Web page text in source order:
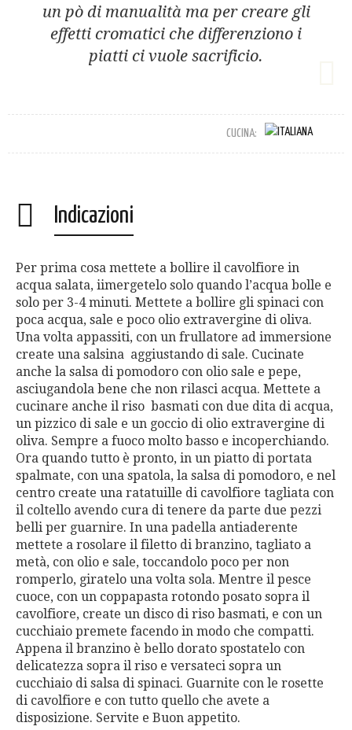
un pò di manualità ma per creare gli
effetti cromatici che differenziono i
piatti ci vuole sacrificio.
CUCINA:
Indicazioni
Per prima cosa mettete a bollire il cavolfiore in
acqua salata, iimergetelo solo quando l’acqua bolle e
solo per 3-4 minuti. Mettete a bollire gli spinaci con
poca acqua, sale e poco olio extravergine di oliva.
Una volta appassiti, con un frullatore ad immersione
create una salsina aggiustando di sale. Cucinate
anche la salsa di pomodoro con olio sale e pepe,
asciugandola bene che non rilasci acqua. Mettete a
cucinare anche il riso basmati con due dita di acqua,
un pizzico di sale e un goccio di olio extravergine di
oliva. Sempre a fuoco molto basso e incoperchiando.
Ora quando tutto è pronto, in un piatto di portata
spalmate, con una spatola, la salsa di pomodoro, e nel
centro create una ratatuille di cavolfiore tagliata con
il coltello avendo cura di tenere da parte due pezzi
belli per guarnire. In una padella antiaderente
mettete a rosolare il filetto di branzino, tagliato a
metà, con olio e sale, toccandolo poco per non
romperlo, giratelo una volta sola. Mentre il pesce
cuoce, con un coppapasta rotondo posato sopra il
cavolfiore, create un disco di riso basmati, e con un
cucchiaio premete facendo in modo che compatti.
Appena il branzino è bello dorato spostatelo con
delicatezza sopra il riso e versateci sopra un
cucchiaio di salsa di spinaci. Guarnite con le rosette
di cavolfiore e con tutto quello che avete a
disposizione. Servite e Buon appetito.